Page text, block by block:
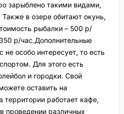
зарыблено такими видами,
в озере обитают окунь,
рыбалки – 500 р/
р/час.Дополнительные
не особо интересует, то есть
Для этого есть
и городки. Свой
оставить на
территории работает кафе,
проведении различных